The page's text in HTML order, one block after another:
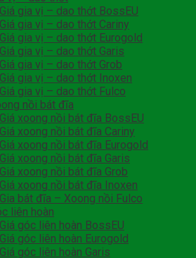
Giá gia vị – dao thớt BossEU
Giá gia vị – dao thớt Cariny
Giá gia vị – dao thớt Eurogold
Giá gia vị – dao thớt Garis
Giá gia vị – dao thớt Grob
Giá gia vị – dao thớt Inoxen
Giá gia vị – dao thớt Fulco
nồi bát đĩa
Giá xoong nồi bát đĩa BossEU
Giá xoong nồi bát đĩa Cariny
Giá xoong nồi bát đĩa Eurogold
Giá xoong nồi bát đĩa Garis
Giá xoong nồi bát đĩa Grob
Giá xoong nồi bát đĩa Inoxen
Gia bát đĩa – Xoong nồi Fulco
liên hoàn
Giá góc liên hoàn BossEU
Giá góc liên hoàn Eurogold
Giá góc liên hoàn Garis